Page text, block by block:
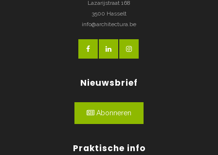
Lazarijstraat 168
3500 Hasselt
info@architectura.be
Nieuwsbrief
Abonneren
Praktische info